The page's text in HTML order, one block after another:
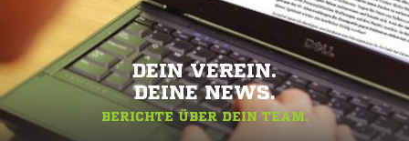
DEIN VEREIN.
DEINE NEWS.
BERICHTE ÜBER DEIN TEAM.